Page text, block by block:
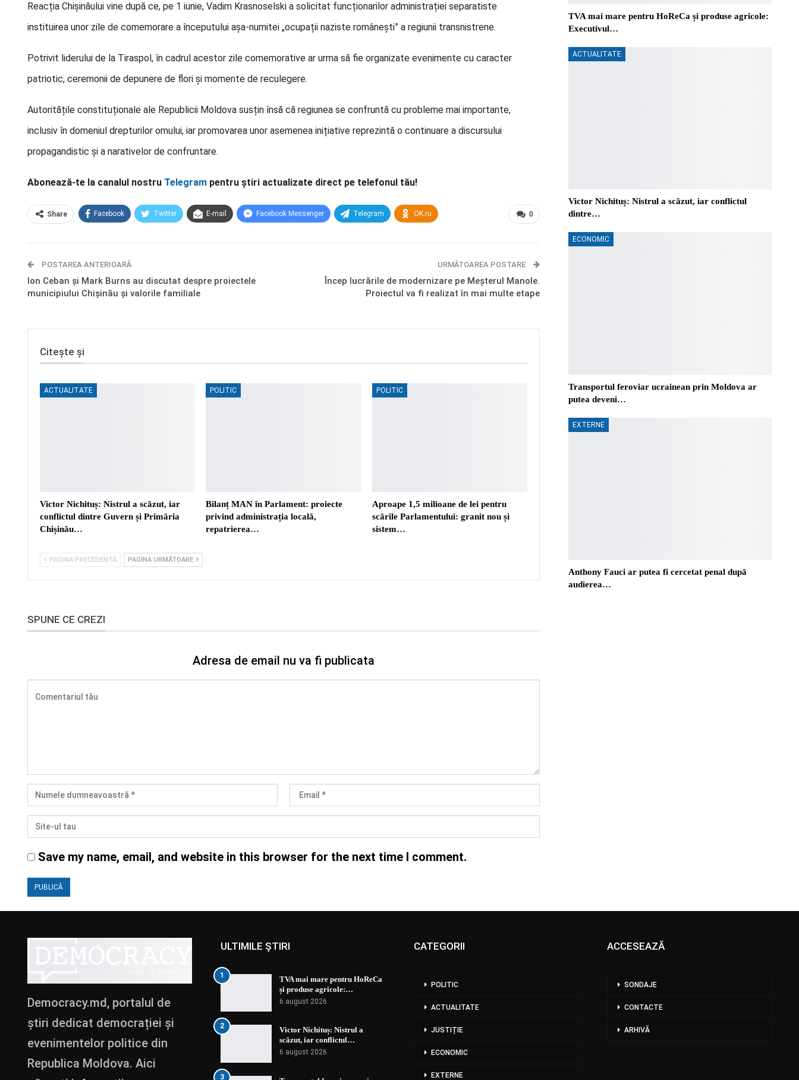
Reacția Chișinăului vine după ce, pe 1 iunie, Vadim Krasnoselski a solicitat funcționarilor administrației separatiste
instituirea unor zile de comemorare a începutului așa-numitei „ocupații naziste românești” a regiunii transnistrene.
Potrivit liderului de la Tiraspol, în cadrul acestor zile comemorative ar urma să fie organizate evenimente cu caracter
patriotic, ceremonii de depunere de flori și momente de reculegere.
Autoritățile constituționale ale Republicii Moldova susțin însă că regiunea se confruntă cu probleme mai importante,
inclusiv în domeniul drepturilor omului, iar promovarea unor asemenea inițiative reprezintă o continuare a discursului
propagandistic și a narativelor de confruntare.
Abonează-te la canalul nostru Telegram pentru știri actualizate direct pe telefonul tău!
0
Share Facebook Twitter E-mail Facebook Messenger Telegram OK.ru
POSTAREA ANTERIOARĂ
Ion Ceban și Mark Burns au discutat despre proiectele
municipiului Chișinău și valorile familiale
URMĂTOAREA POSTARE
Încep lucrările de modernizare pe Meșterul Manole.
Proiectul va fi realizat în mai multe etape
Citește și
ACTUALITATE
Victor Nichituș: Nistrul a scăzut, iar
conflictul dintre Guvern și Primăria
Chișinău…
POLITIC
Bilanț MAN în Parlament: proiecte
privind administrația locală,
repatrierea…
POLITIC
Aproape 1,5 milioane de lei pentru
scările Parlamentului: granit nou și
sistem…
PAGINA PRECEDENTĂ PAGINA URMĂTOARE
SPUNE CE CREZI
Adresa de email nu va fi publicata
Save my name, email, and website in this browser for the next time I comment.
TVA mai mare pentru HoReCa și produse agricole:
Executivul…
ACTUALITATE
Victor Nichituș: Nistrul a scăzut, iar conflictul
dintre…
ECONOMIC
Transportul feroviar ucrainean prin Moldova ar
putea deveni…
EXTERNE
Anthony Fauci ar putea fi cercetat penal după
audierea…
Democracy.md, portalul de
știri dedicat democrației și
evenimentelor politice din
Republica Moldova. Aici
ULTIMILE ȘTIRI
1
TVA mai mare pentru HoReCa
și produse agricole:…
6 august 2026
2
Victor Nichituș: Nistrul a
scăzut, iar conflictul…
6 august 2026
3
CATEGORII
POLITIC
ACTUALITATE
JUSTIȚIE
ECONOMIC
EXTERNE
ACCESEAZĂ
SONDAJE
CONTACTE
ARHIVĂ